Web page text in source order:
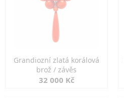
Grandiozní zlatá korálová
brož / závěs
32 000 Kč